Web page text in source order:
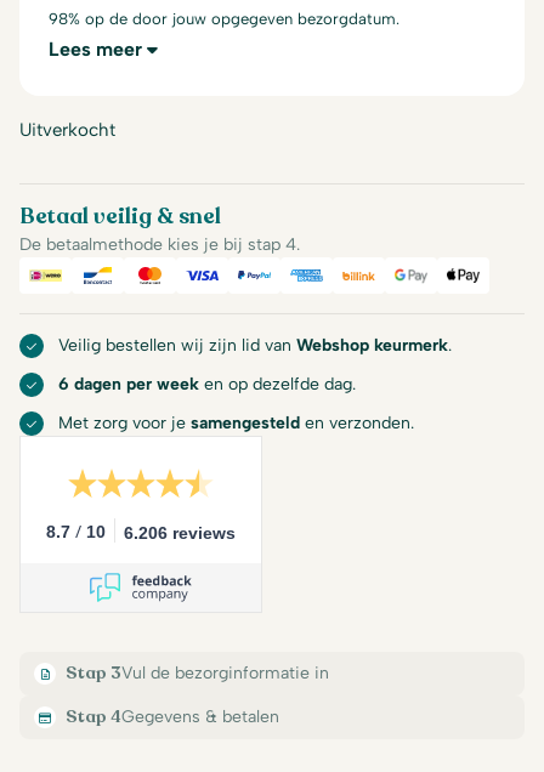
98% op de door jouw opgegeven bezorgdatum.
Lees meer
Uitverkocht
Betaal veilig & snel
De betaalmethode kies je bij stap 4.
iDeal Bancontact
Mastercard
Visa PayPalAmerican Express
BillinkGoogle Pay
Apple
Veilig bestellen wij zijn lid van Webshop keurmerk.
6 dagen per week en op dezelfde dag.
Met zorg voor je samengesteld en verzonden.
8.7 / 10 6.206 reviews
Stap 3Vul de bezorginformatie in
Stap 4Gegevens & betalen